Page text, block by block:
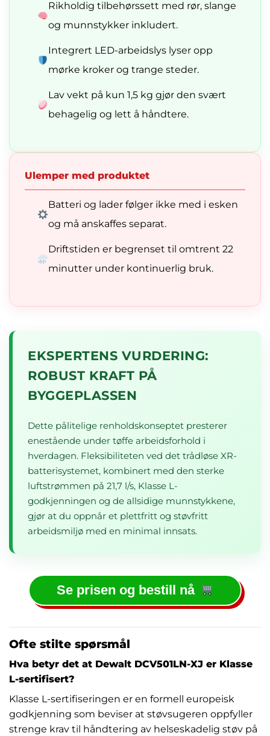
Rikholdig tilbehørssett med rør, slange
og munnstykker inkludert.
Integrert LED-arbeidslys lyser opp
mørke kroker og trange steder.
Lav vekt på kun 1,5 kg gjør den svært
behagelig og lett å håndtere.
Ulemper med produktet
Batteri og lader følger ikke med i esken
og må anskaffes separat.
Driftstiden er begrenset til omtrent 22
minutter under kontinuerlig bruk.
EKSPERTENS VURDERING:
ROBUST KRAFT PÅ
BYGGEPLASSEN
Dette pålitelige renholdskonseptet presterer
enestående under tøffe arbeidsforhold i
hverdagen. Fleksibiliteten ved det trådløse XR-
batterisystemet, kombinert med den sterke
luftstrømmen på 21,7 l/s, Klasse L-
godkjenningen og de allsidige munnstykkene,
gjør at du oppnår et plettfritt og støvfritt
arbeidsmiljø med en minimal innsats.
Se prisen og bestill nå
Ofte stilte spørsmål
Hva betyr det at Dewalt DCV501LN-XJ er Klasse
L-sertifisert?
Klasse L-sertifiseringen er en formell europeisk
godkjenning som beviser at støvsugeren oppfyller
strenge krav til håndtering av helseskadelig støv på